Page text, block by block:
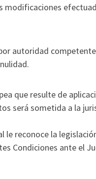
modificaciones
autoridad
que resulte de
será sometida a la
le reconoce la
Condiciones ante el